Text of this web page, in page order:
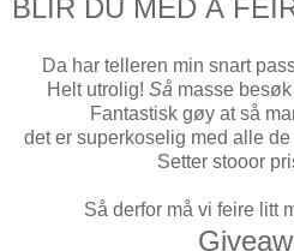
BLIR DU MED Å
Da har telleren min snart
Helt utrolig! Så masse
Fantastisk gøy at så
det er superkoselig med alle
Setter stooor
Så derfor må vi feire litt